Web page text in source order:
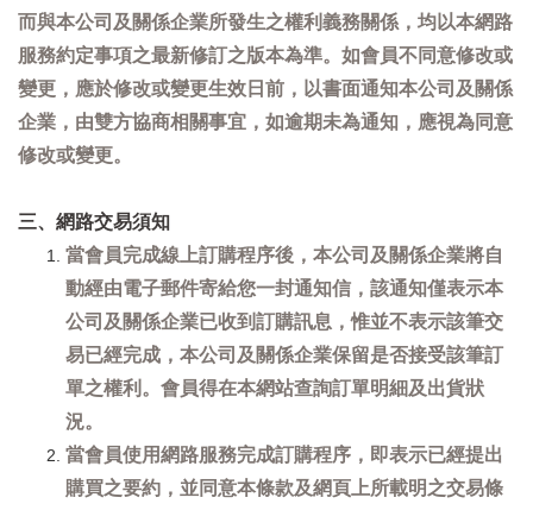
而與本公司及關係企業所發生之權利義務關係，均以本網路
服務約定事項之最新修訂之版本為準。如會員不同意修改或
變更，應於修改或變更生效日前，以書面通知本公司及關係
企業，由雙方協商相關事宜，如逾期未為通知，應視為同意
修改或變更。
三、網路交易須知
當會員完成線上訂購程序後，本公司及關係企業將自
動經由電子郵件寄給您一封通知信，該通知僅表示本
公司及關係企業已收到訂購訊息，惟並不表示該筆交
易已經完成，本公司及關係企業保留是否接受該筆訂
單之權利。會員得在本網站查詢訂單明細及出貨狀
況。
當會員使用網路服務完成訂購程序，即表示已經提出
購買之要約，並同意本條款及網頁上所載明之交易條